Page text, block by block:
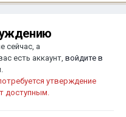
сейчас, а
есть аккаунт, войдите в
утверждение
доступным.